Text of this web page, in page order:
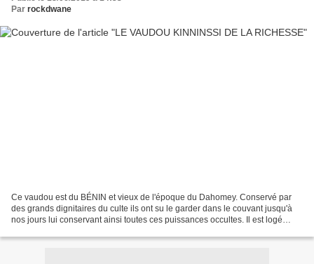
Par rockdwane
Ce vaudou est du BÉNIN et vieux de l'époque du Dahomey. Conservé par
des grands dignitaires du culte ils ont su le garder dans le couvant jusqu'à
nos jours lui conservant ainsi toutes ces puissances occultes. Il est logé